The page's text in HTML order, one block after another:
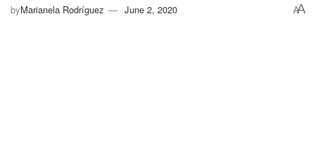
byMarianela Rodríguez June 2, 2020 AA